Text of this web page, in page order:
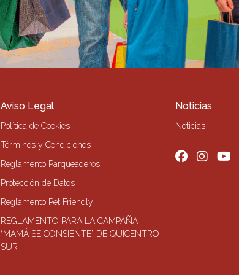
Aviso Legal
Política de Cookies
Términos y Condiciones
Reglamento Parqueaderos
Protección de Datos
Reglamento Pet Friendly
REGLAMENTO PARA LA CAMPAÑA
“MAMÁ SE CONSIENTE” DE QUICENTRO
SUR
Noticias
Noticias